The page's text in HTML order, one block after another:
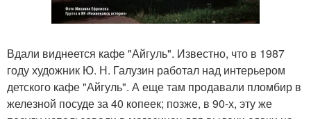
Вдали виднеется кафе "Айгуль". Известно, что в 1987
году художник Ю. Н. Галузин работал над интерьером
детского кафе "Айгуль". А еще там продавали пломбир в
железной посуде за 40 копеек; позже, в 90-х, эту же